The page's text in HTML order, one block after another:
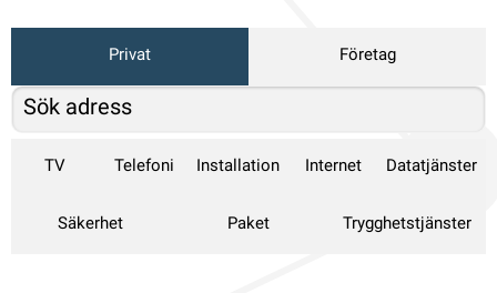
Privat Företag
TV Telefoni Installation Internet Datatjänster
Säkerhet Paket Trygghetstjänster